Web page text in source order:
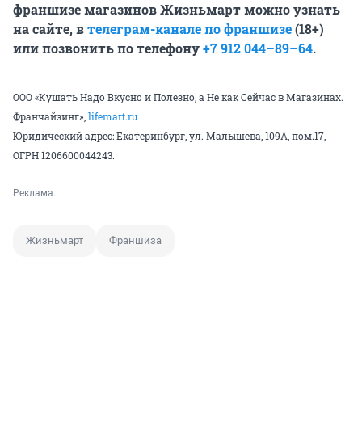
франшизе магазинов Жизньмарт можно узнать
на сайте, втелеграм-канале по франшизе(18+)
или позвонить по телефону+7 912 044–89–64.
ООО «Кушать Надо Вкусно и Полезно, а Не как Сейчас в Магазинах.
Франчайзинг», lifemart.ru
Юридический адрес: Екатеринбург, ул. Малышева, 109А, пом.17,
ОГРН 1206600044243.
Реклама.
Жизньмарт Франшиза